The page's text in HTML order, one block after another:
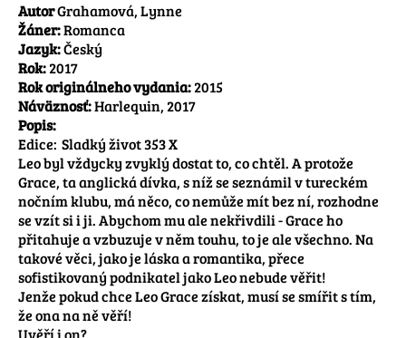
AutorGrahamová, Lynne
Žáner:Romanca
Jazyk:Český
Rok:2017
Rok originálneho vydania:2015
Náväznosť:Harlequin, 2017
Popis:
Edice:	Sladký život 353 X
Leo byl vždycky zvyklý dostat to, co chtěl. A protože
Grace, ta anglická dívka, s níž se seznámil v tureckém
nočním klubu, má něco, co nemůže mít bez ní, rozhodne
se vzít si i ji. Abychom mu ale nekřivdili - Grace ho
přitahuje a vzbuzuje v něm touhu, to je ale všechno. Na
takové věci, jako je láska a romantika, přece
sofistikovaný podnikatel jako Leo nebude věřit!
Jenže pokud chce Leo Grace získat, musí se smířit s tím,
že ona na ně věří!
Uvěří i on?